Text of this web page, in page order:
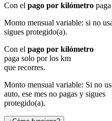
Con el pago por kilómetro
Monto mensual variable: si no
sigues protegido(a).
Con el pago por kilómetro
paga solo por los km
que recorres.
Monto mensual variable: Si no
auto, ese mes no pagas y sigues
protegido(a).